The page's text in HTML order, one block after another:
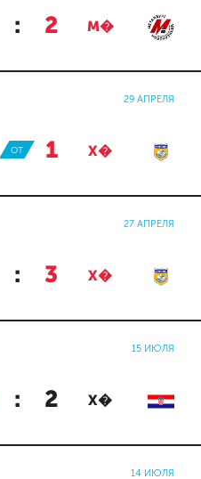
: 2 М�
29 АПРЕЛЯ
: 1 Х�
ОТ
27 АПРЕЛЯ
: 3 Х�
15 ИЮЛЯ
: 2 Х�
14 ИЮЛЯ